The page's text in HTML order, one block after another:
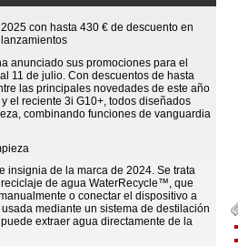
anunciado sus promociones para el
11 de julio. Con descuentos de hasta
las principales novedades de este año
el reciente 3i G10+, todos diseñados
combinando funciones de vanguardia
insignia de la marca de 2024. Se trata
de agua WaterRecycle™, que
o conectar el dispositivo a
mediante un sistema de destilación
extraer agua directamente de la